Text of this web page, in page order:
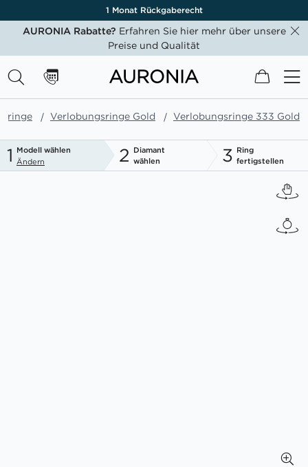
1 Monat Rückgaberecht
AURONIA Rabatte? Erfahren Sie hier mehr über unsere
Preise und Qualität
Mein
Verlobungsringe Gold Verlobungsringe 333 Gold
1 Modell wählen
Ändern
2 Diamant
wählen
3 Ring
fertigstellen